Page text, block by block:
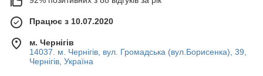
Працює з 10.07.2020
м. Чернігів
14037. м. Чернігів, вул. Громадська (вул.Борисенка), 39,
Чернігів, Україна